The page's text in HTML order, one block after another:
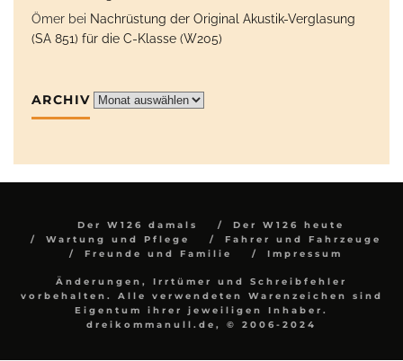
Ömer bei Nachrüstung der Original Akustik-Verglasung
(SA 851) für die C-Klasse (W205)
ARCHIV Archiv
Der W126 damals
Der W126 heute
Wartung und Pflege
Fahrer und Fahrzeuge
Freunde und Familie
Impressum
Änderungen, Irrtümer und Schreibfehler
vorbehalten. Alle verwendeten Warenzeichen sind
Eigentum ihrer jeweiligen Inhaber.
dreikommanull.de, © 2006-2024